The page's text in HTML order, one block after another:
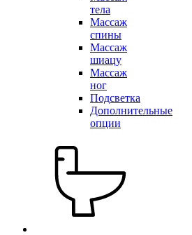
тела
Массаж
спины
Массаж
шиацу
Массаж
ног
Подсветка
Дополнительные
опции